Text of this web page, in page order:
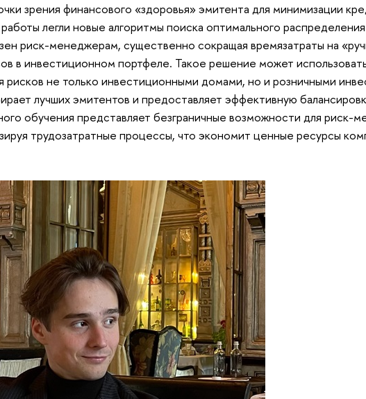
зрения финансового «здоровья» эмитента для минимизации
легли новые алгоритмы поиска оптимального
риск-менеджерам, существенно сокращая времязатраты на
в инвестиционном портфеле. Такое решение может
не только инвестиционными домами, но и розничными
лучших эмитентов и предоставляет эффективную
обучения представляет безграничные возможности для риск-
трудозатратные процессы, что экономит ценные ресурсы